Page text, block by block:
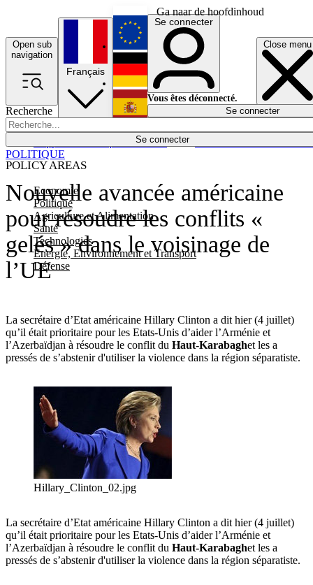
Ga naar de hoofdinhoud
Open sub
navigation
Close menu
Recherche
Se connecter
POLICY AREAS
Economie
Politique
Agriculture et Alimentation
Santé
Technologies
Energie, Environnement et Transport
Défense
Économie
Français
English
Deutsch
Español
Se connecter
Vous êtes déconnecté.
Se connecter
Nouvelle avancée américaine
pour résoudre les conflits «
gelés » dans le voisinage de
l’UE
La secrétaire d’Etat américaine Hillary Clinton a dit hier (4 juillet)
qu’il était prioritaire pour les Etats-Unis d’aider l’Arménie et
l’Azerbaïdjan à résoudre le conflit du Haut-Karabaghet les a
pressés de s’abstenir d'utiliser la violence dans la région séparatiste.
POLITIQUE
Hillary_Clinton_02.jpg
La secrétaire d’Etat américaine Hillary Clinton a dit hier (4 juillet)
qu’il était prioritaire pour les Etats-Unis d’aider l’Arménie et
l’Azerbaïdjan à résoudre le conflit du Haut-Karabaghet les a
pressés de s’abstenir d'utiliser la violence dans la région séparatiste.